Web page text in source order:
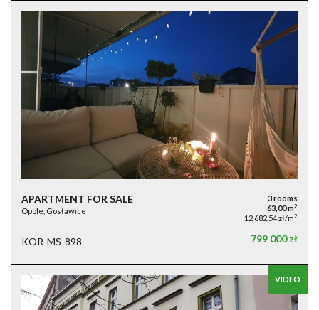
APARTMENT FOR SALE
Opole, Gosławice
3 rooms
63,00 m2
12 682,54 zł/m2
KOR-MS-898 799 000 zł
VIDEO